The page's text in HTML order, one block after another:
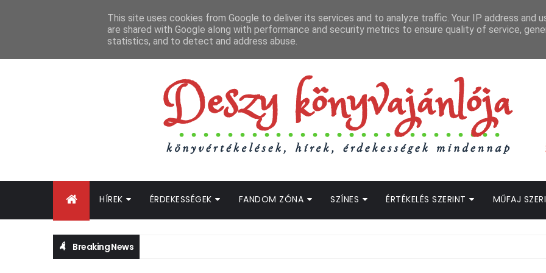
HÍREK ÉRDEKESSÉGEK FANDOM ZÓNA SZÍNES ÉRTÉKELÉS SZERINT MŰFAJ
Breaking News
This site uses cookies from Google to deliver its services and to analyze traffic. Your IP address and
are shared with Google along with performance and security metrics to ensure quality of service,
statistics, and to detect and address abuse.